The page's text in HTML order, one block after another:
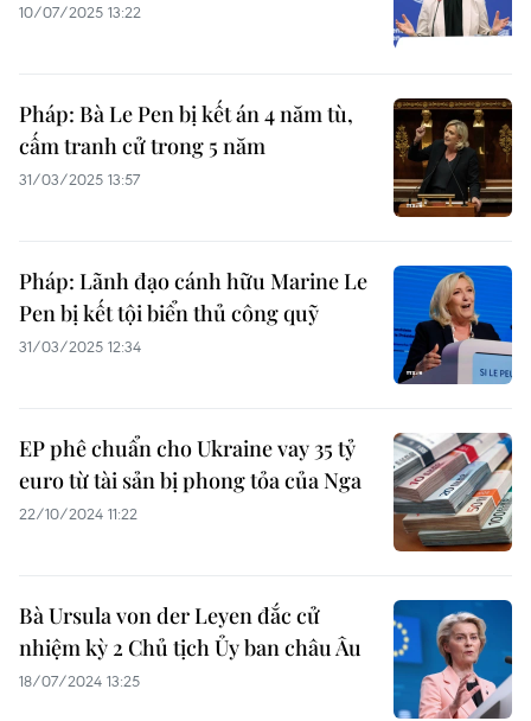
10/07/2025 13:22
Pháp: Bà Le Pen bị kết án 4 năm tù,
cấm tranh cử trong 5 năm
31/03/2025 13:57
Pháp: Lãnh đạo cánh hữu Marine Le
Pen bị kết tội biển thủ công quỹ
31/03/2025 12:34
EP phê chuẩn cho Ukraine vay 35 tỷ
euro từ tài sản bị phong tỏa của Nga
22/10/2024 11:22
Bà Ursula von der Leyen đắc cử
nhiệm kỳ 2 Chủ tịch Ủy ban châu Âu
18/07/2024 13:25